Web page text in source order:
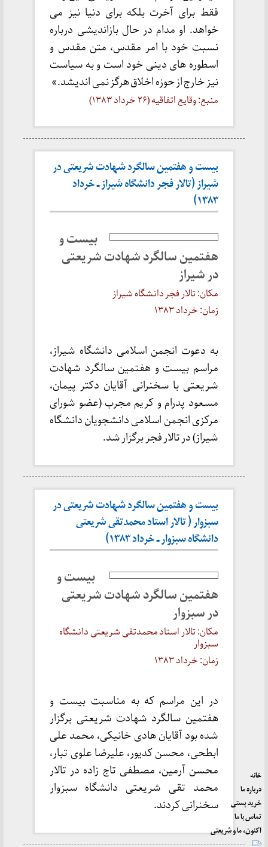
فقط برای آخرت بلکه برای دنیا نیز می
خواهد. او مدام در حال بازاندیشی درباره
نسبت خود با امر مقدس، متن مقدس و
اسطوره های دینی خود است و به سیاست
نیز خارج از حوزه اخلاق هرگز نمی اندیشد.»
منبع: وقایع اتفاقیه (۲۶ خرداد ۱۳۸۳)
بیست و هفتمین سالگرد شهادت شریعتی در
شیراز (تالار فجر دانشگاه شیراز ـ خرداد
۱۳۸۳)
بیست و
هفتمین سالگرد شهادت شریعتی
در شیراز
مکان: تالار فجر دانشگاه شیراز
زمان: خرداد ۱۳۸۳
به دعوت انجمن اسلامی دانشگاه شیراز،
مراسم بیست و هفتمین سالگرد شهادت
شریعتی با سخنرانی آقایان دکتر پیمان،
مسعود پدرام و کریم مجرب (عضو شورای
مرکزی انجمن اسلامی دانشجویان دانشگاه
شیراز) در تالار فجر برگزار شد.
بیست و هفتمین سالگرد شهادت شریعتی در
سبزوار ( تالار استاد محمدتقی شریعتی
دانشگاه سبزوار ـ خرداد ۱۳۸۳)
بیست و
هفتمین سالگرد شهادت شریعتی
در سبزوار
مکان: تالار استاد محمدتقی شریعتی دانشگاه
سبزوار
زمان: خرداد ۱۳۸۳
در این مراسم که به مناسبت بیست و
هفتمین سالگرد شهادت شریعتی برگزار
شده بود آقایان هادی خانیکی، محمد علی
ابطحی، محسن کدیور، علیرضا علوی تبار،
محسن آرمین، مصطفی تاج زاده در تالار
محمد تقی شریعتی دانشگاه سبزوار
سخنرانی کردند.
خانه
درباره ما
خرید پستی
تماس با ما
اکنون، ما و شریعتی